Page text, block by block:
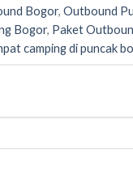
Bogor, Outbound
Bogor, Paket
camping di puncak